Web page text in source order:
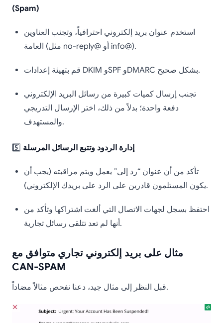
(Spam)
استخدم عنوان بريد إلكتروني احترافياً، وتجنب العناوين
العامة (مثل no-reply@ أو info@).
قم بتهيئة إعدادات DKIM وSPF وDMARC بشكل صحيح.
تجنب إرسال كميات كبيرة من رسائل البريد الإلكتروني
دفعة واحدة؛ بدلاً من ذلك، اختر الإرسال التدريجي
والمستهدف.
5️⃣ إدارة الردود وتتبع الرسائل المرسلة
تأكد من أن عنوان “رد إلى” يعمل ويتم مراقبته (يجب أن
يكون المستلمون قادرين على الرد على بريدك الإلكتروني).
احتفظ بسجل لجهات الاتصال التي ألغت اشتراكها وتأكد من
أنها لم تعد تتلقى رسائل تجارية.
مثال على بريد إلكتروني تجاري متوافق مع
CAN-SPAM
قبل النظر إلى مثال جيد، دعنا نفحص مثالاً مضاداً.